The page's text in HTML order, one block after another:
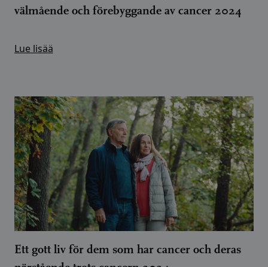
välmående och förebyggande av cancer 2024
Lue lisää
Ett gott liv för dem som har cancer och deras